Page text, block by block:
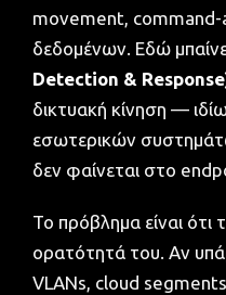
movement,
δεδομένων. Εδώ
Detection &
δικτυακή κίνηση —
εσωτερικών
δεν φαίνεται στο
Το πρόβλημα είναι ότι
ορατότητά του. Αν
VLANs, cloud